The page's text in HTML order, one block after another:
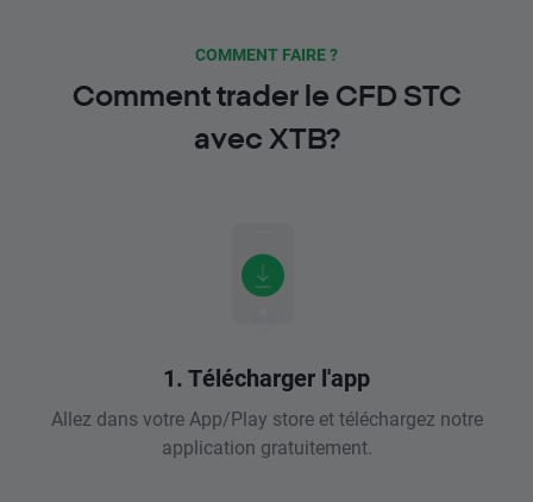
COMMENT FAIRE ?
Comment trader le CFD STC
avec XTB?
1. Télécharger l'app
Allez dans votre App/Play store et téléchargez notre
application gratuitement.